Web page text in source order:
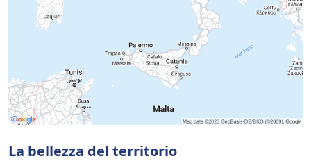
La bellezza del territorio